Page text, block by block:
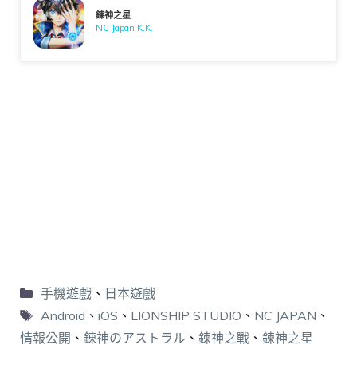
鍊神之星
NC Japan K.K.
手機遊戲、 日本遊戲
Android 、 iOS 、 LIONSHIP STUDIO 、 NC JAPAN 、
情報公開 、 錬神のアストラル 、 鍊神之戰 、 鍊神之星